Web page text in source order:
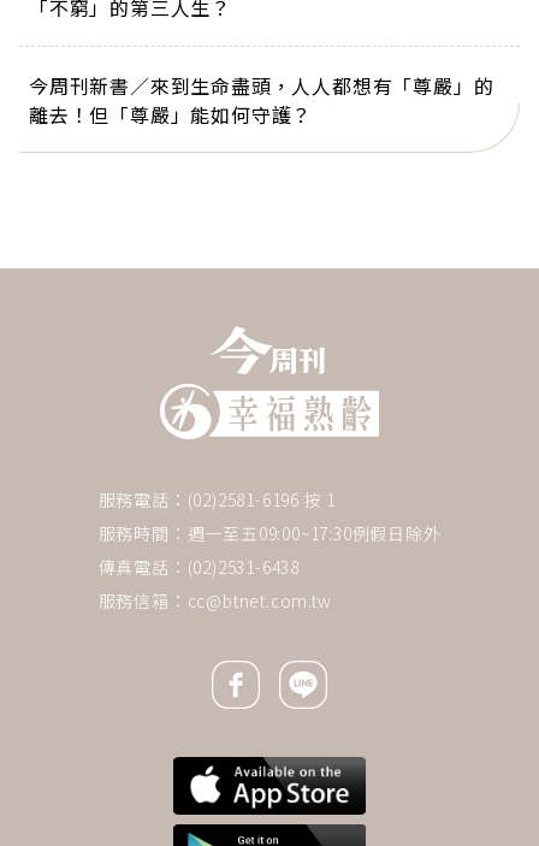
「不窮」的第三人生？
今周刊新書／來到生命盡頭，人人都想有「尊嚴」的
離去！但「尊嚴」能如何守護？
服務電話：(02)2581-6196 按 1
服務時間：週一至五09:00~17:30例假日除外
傳真電話：(02)2531-6438
服務信箱： cc@btnet.com.tw
Facebook icon
Line icon